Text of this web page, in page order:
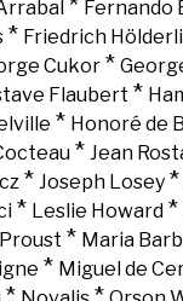
* Fernando
* Friedrich
Cukor *
Flaubert *
* Honoré de
* Jean
* Joseph Losey*
* Leslie Howard*
* Maria
* Miguel de